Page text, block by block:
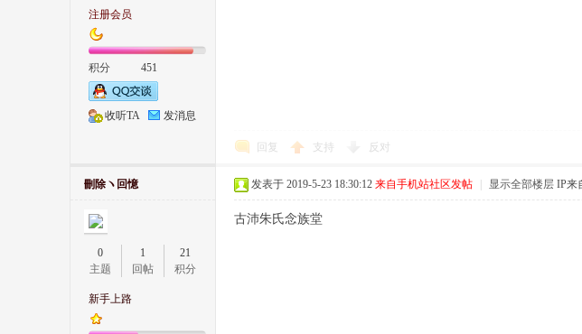
注册会员
积分 451
收听TA 发消息
回复 支持 反对
刪除ヽ回憶
0
主题
1
回帖
21
积分
新手上路
发表于 2019-5-23 18:30:12 来自手机站社区发帖 显示全部楼层 IP来
古沛朱氏念族堂